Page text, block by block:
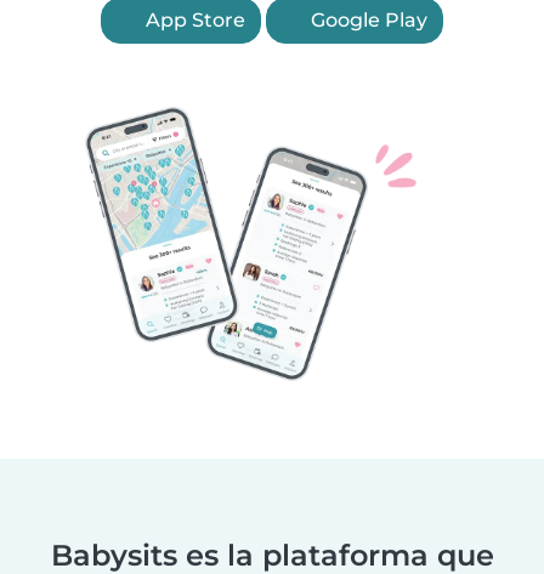
App Store Google Play
Babysits es la plataforma que